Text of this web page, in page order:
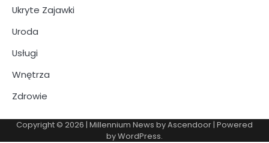
Ukryte Zajawki
Uroda
Usługi
Wnętrza
Zdrowie
Copyright © 2026 | Millennium News byAscendoor | Powered
byWordPress.